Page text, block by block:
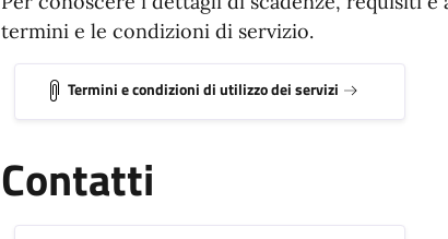
termini e le condizioni di servizio.
Termini e condizioni di utilizzo dei servizi
Contatti